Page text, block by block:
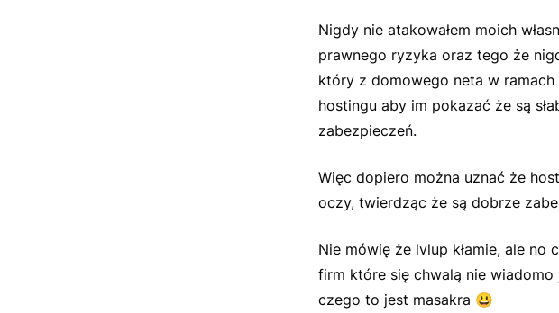
Nigdy nie atakowałem moich
prawnego ryzyka oraz tego że
który z domowego neta w ramach
hostingu aby im pokazać że są
zabezpieczeń.
Więc dopiero można uznać że
oczy, twierdząc że są dobrze
Nie mówię że lvlup kłamie, ale
firm które się chwalą nie
czego to jest masakra 😃